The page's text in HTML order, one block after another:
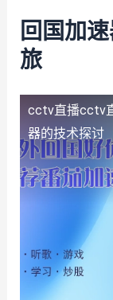
回国加
旅
cctv直播cctv
器的技术探讨